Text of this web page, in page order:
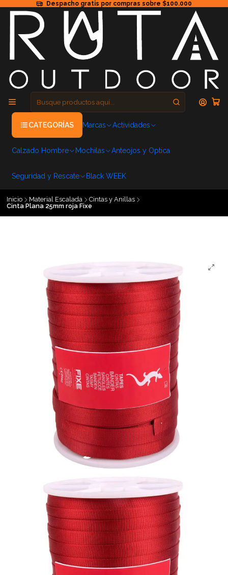
Despacho gratis por compras sobre $100.000
CATEGORÍAS Marcas Actividades
Calzado Hombre Mochilas Anteojos y Optica
Seguridad y Rescate Black WEEK
Inicio Material Escalada
Cintas y Anillas
Cinta Plana 25mm roja Fixe